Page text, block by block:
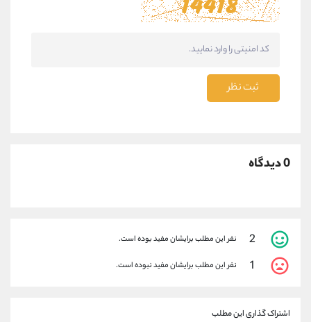
ثبت نظر
0 دیدگاه
2 نفر این مطلب برایشان مفید بوده است.
1 نفر این مطلب برایشان مفید نبوده است.
اشتراک گذاری این مطلب